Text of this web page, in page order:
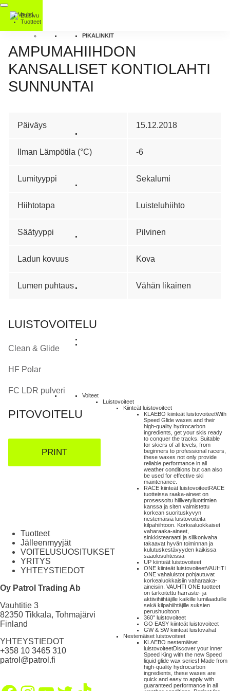
Etusivu
Tuotteet
PIKALINKIT
Voiteet
Luistovoiteet
Kiinteät luistovoiteet
KLAEBO kiinteät luistovoiteetWith
Speed Glide waxes and their
high-quality hydrocarbon
ingredients, get your skis ready
to conquer the tracks. Suitable
for skiers of all levels, from
beginners to professional racers,
these waxes not only provide
reliable performance in all
weather conditions but can also
be used for effective ski
maintenance.
RACE kiinteät luistovoiteetRACE
tuotteissa raaka-aineet on
prosessoitu hiilivetyliuottimien
kanssa ja siten valmistettu
korkean suorituskyvyn
nestemäisiä luistovoiteita
kilpahiihtoon. Korkealuokkaiset
vaharaaka-aineet,
sinkkistearaatti ja silikonivaha
takaavat hyvän toiminnan ja
kulutuskestävyyden kaikissa
sääolosuhteissa
UP kiinteät luistovoiteet
ONE kiinteät luistovoiteetVAUHTI
ONE vahaluistot pohjautuvat
korkealuokkaisiin vaharaaka-
aineisiin. VAUHTI ONE tuotteet
on tarkoitettu harraste- ja
aktiivihiihtäjille kaikille lumilaaduille
sekä kilpahiihtäjille suksien
perushuoltoon.
360° luistovoiteet
GO EASY kiinteät luistovoiteet
GW & SW kiinteät luistovahat
Nestemäiset luistovoiteet
KLAEBO nestemäiset
luistovoiteetDiscover your inner
Speed King with the new Speed
liquid glide wax series! Made from
high-quality hydrocarbon
ingredients, these waxes are
quick and easy to apply with
guaranteed performance in all
AMPUMAHIIHDON
KANSALLISET KONTIOLAHTI
SUNNUNTAI
Päiväys 15.12.2018
Ilman Lämpötila (°C) -6
Lumityyppi Sekalumi
Hiihtotapa Luisteluhiihto
Säätyyppi Pilvinen
Ladun kovuus Kova
Lumen puhtaus Vähän likainen
LUISTOVOITELU
Clean & Glide
HF Polar
FC LDR pulveri
PITOVOITELU
PRINT
Tuotteet
Jälleenmyyjät
VOITELUSUOSITUKSET
YRITYS
YHTEYSTIEDOT
Oy Patrol Trading Ab
Vauhtitie 3
82350 Tikkala, Tohmajärvi
Finland
YHTEYSTIEDOT
+358 10 3465 310
patrol@patrol.fi